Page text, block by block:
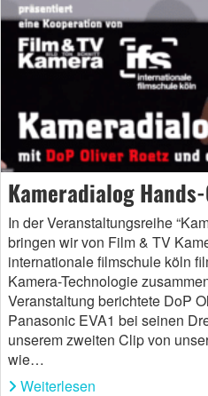
Kameradialog Hands-
In der Veranstaltungsreihe
bringen wir von Film & TV
internationale filmschule köln
Kamera-Technologie
Veranstaltung berichtete DoP
Panasonic EVA1 bei seinen
unserem zweiten Clip von
wie…
Weiterlesen